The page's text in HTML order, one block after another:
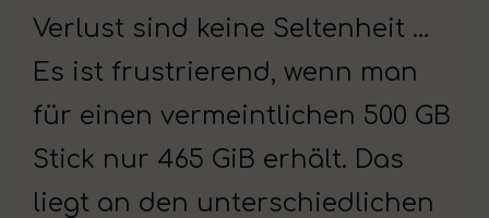
Verlust sind keine Seltenheit …
Es ist frustrierend, wenn man
für einen vermeintlichen 500 GB
Stick nur 465 GiB erhält. Das
liegt an den unterschiedlichen